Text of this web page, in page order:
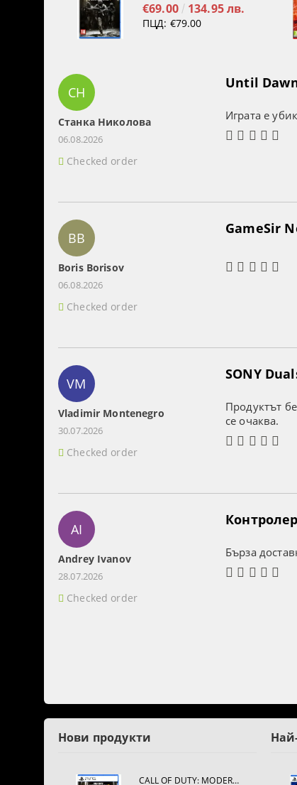
€69.00 134.95 лв.
ПЦД: €79.00
СН
Станка Николова
06.08.2026
Checked order
Until
Играта е
BB
Boris Borisov
06.08.2026
Checked order
GameSir
VM
Vladimir Montenegro
30.07.2026
Checked order
SONY
Продуктът
се очаква.
AI
Andrey Ivanov
28.07.2026
Checked order
Бърза
Нови продукти
CALL OF DUTY: MODERN WARFARE 4[PS5]